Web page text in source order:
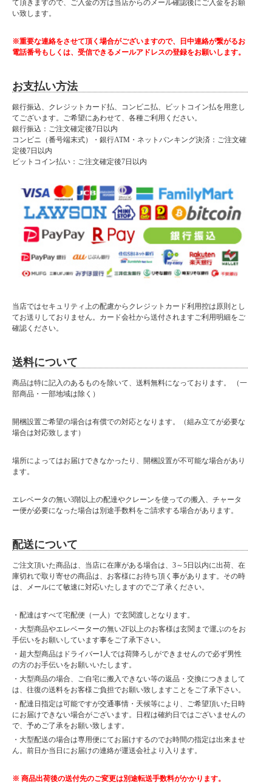
■詳細についてはPC表示で確認いただけます
■ 送料無料にて配達 ■
北海道・東北・沖縄・離島の方は送料がかかりますので"■送料について（一部地域
※対象地域でお選びいただけなかった場合でも、送料を加算させていただきます。
ご了承ください。
※送料は自動計算ではございませんので、送料をご承諾されましたら、注文承諾メ
ールにて合計金額をお知らせいたします。
シンプルでお洒落なTVボードです。
お部屋の雰囲気に合わせてブラウンとナチュラルの2色からお選びいただけます。
MDF/強化紙
■サイズ
■カラー
ナチュラル
2色からお選び下さい。
■特徴
大型商品に関しお届け前に
事前連絡がある場合がございます。
よろしければご購入の際は
携帯番号をご登録ください。小型商品は在庫が有り、指定日がない場合は
備考欄にお書き添えください。
て頂きますので、ご入金の方は当店からのメール確認後にご入金をお願
い致します。
※重要な連絡をさせて頂く場合がございますので、日中連絡が繋がるお
電話番号もしくは、受信できるメールアドレスの登録をお願いします。
お支払い方法
銀行振込、クレジットカード払、コンビニ払、ビットコイン払を用意し
てございます。ご希望にあわせて、各種ご利用ください。
銀行振込：ご注文確定後7日以内
コンビニ（番号端末式）・銀行ATM・ネットバンキング決済：ご注文確
定後7日以内
ビットコイン払い：ご注文確定後7日以内
当店ではセキュリティ上の配慮からクレジットカード利用控は原則とし
てお送りしておりません。カード会社から送付されますご利用明細をご
確認ください。
送料について
商品は特に記入のあるものを除いて、送料無料になっております。 （一
部商品・一部地域は除く）
開梱設置ご希望の場合は有償での対応となります。（組み立てが必要な
場合は対応致します）
場所によってはお届けできなかったり、開梱設置が不可能な場合があり
ます。
エレベータの無い3階以上の配達やクレーンを使っての搬入、チャータ
ー便が必要になった場合は別途手数料をご請求する場合があります。
配送について
ご注文頂いた商品は、当店に在庫がある場合は、3～5日以内に出荷、在
庫切れで取り寄せの商品は、お客様にお待ち頂く事があります。その時
は、メールにて敏速に対応いたしますのでご了承ください。
・配達はすべて宅配便（一人）で玄関渡しとなります。
・大型商品やエレベーターの無い2F以上のお客様は玄関まで運ぶのをお
手伝いをお願いしています事をご了承下さい。
・超大型商品はドライバー1人では荷降ろしができませんので必ず男性
の方のお手伝いをお願いいたします。
・大型商品の場合、ご自宅に搬入できない等の返品・交換につきまして
は、往復の送料をお客様ご負担でお願い致しますことをご了承下さい。
・配達日指定は可能ですが交通事情・天候等により、ご希望頂いた日時
にお届けできない場合がございます。日程は確約日ではございませんの
で、予めご了承をお願い致します。
・大型配送の場合は専用便にてお届けするのでお時間の指定は出来ませ
ん。前日か当日にお届けの連絡が運送会社より入ります。
※ 商品出荷後の送付先のご変更は別途転送手数料がかかります。